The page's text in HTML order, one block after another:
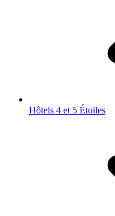
Hôtels 4 et 5 Étoiles